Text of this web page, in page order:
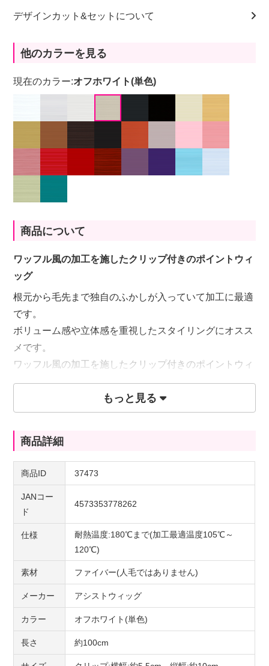
デザインカット&セットについて
他のカラーを見る
現在のカラー:オフホワイト(単色)
商品について
ワッフル風の加工を施したクリップ付きのポイントウィ
ッグ
根元から毛先まで独自のふかしが入っていて加工に最適
です。
ボリューム感や立体感を重視したスタイリングにオスス
メです。
ワッフル風の加工を施したクリップ付きのポイントウィ
ッグ
少しくすんだ白です。もっと見る
商品詳細
商品ID 37473
JANコー
ド
4573353778262
仕様
耐熱温度:180℃まで(加工最適温度105℃～
120℃)
素材 ファイバー(人毛ではありません)
メーカー アシストウィッグ
カラー オフホワイト(単色)
長さ 約100cm